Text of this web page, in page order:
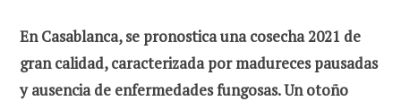
En Casablanca, se pronostica una cosecha 2021 de
gran calidad, caracterizada por madureces pausadas
y ausencia de enfermedades fungosas. Un otoño